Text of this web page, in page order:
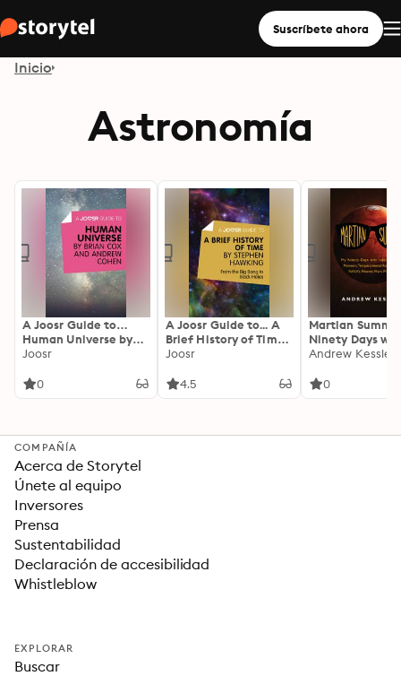
Suscríbete ahora
Inicio
Astronomía
A Joosr Guide to…
Human Universe by
Brian Cox and Andrew
Joosr
0
A Joosr Guide to... A
Brief History of Time
by Stephen Hawking:
Black Holes
Joosr
4.5
Martian
Ninety Days
Interplanetary
Temperamental
Andrew Kessler
0
COMPAÑÍA
Acerca de Storytel
Únete al equipo
Inversores
Prensa
Sustentabilidad
Declaración de accesibilidad
Whistleblow
EXPLORAR
Buscar